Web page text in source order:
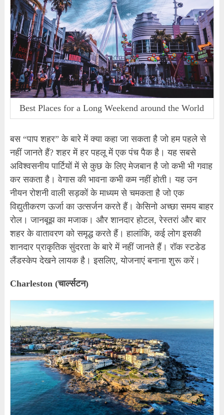
Best Places for a Long Weekend around the World
बस “पाप शहर” के बारे में क्या कहा जा सकता है जो हम पहले से
नहीं जानते हैं? शहर में हर पहलू में एक पंच पैक है। यह सबसे
अविश्वसनीय पार्टियों में से कुछ के लिए मेजबान है जो कभी भी गवाह
कर सकता है। वेगास की भावना कभी कम नहीं होती। यह उन
नीयन रोशनी वाली सड़कों के माध्यम से चमकता है जो एक
विद्युतीकरण ऊर्जा का उत्सर्जन करते हैं। केसिनो अच्छा समय बाहर
रोल। जानबूझ का मजाक। और शानदार होटल, रेस्तरां और बार
शहर के वातावरण को समृद्ध करते हैं। हालांकि, कई लोग इसकी
शानदार प्राकृतिक सुंदरता के बारे में नहीं जानते हैं। रॉक स्टडेड
लैंडस्केप देखने लायक है। इसलिए, योजनाएं बनाना शुरू करें।
Charleston (चार्ल्सटन)